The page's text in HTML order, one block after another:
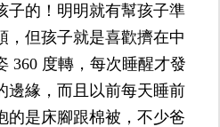
子的！明明就有幫孩子準
，但孩子就是喜歡擠在中
360 度轉，每次睡醒才發
邊緣，而且以前每天睡前
的是床腳跟棉被，不少爸